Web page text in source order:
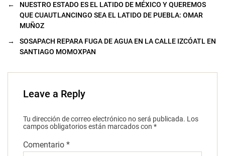
←
NUESTRO ESTADO ES EL LATIDO DE MÉXICO Y QUEREMOS
QUE CUAUTLANCINGO SEA EL LATIDO DE PUEBLA: OMAR
MUÑOZ
→
SOSAPACH REPARA FUGA DE AGUA EN LA CALLE IZCÓATL EN
SANTIAGO MOMOXPAN
Leave a Reply
Tu dirección de correo electrónico no será publicada. Los
campos obligatorios están marcados con *
Comentario *